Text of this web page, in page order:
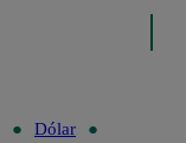
Dólar